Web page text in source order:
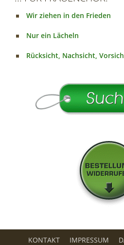
Wir ziehen in den Frieden
Nur ein Lächeln
Rücksicht, Nachsicht,
KONTAKT IMPRESSUM